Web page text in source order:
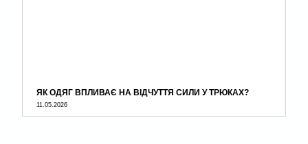
ЯК ОДЯГ ВПЛИВАЄ НА ВІДЧУТТЯ СИЛИ У ТРЮКАХ?
11.05.2026